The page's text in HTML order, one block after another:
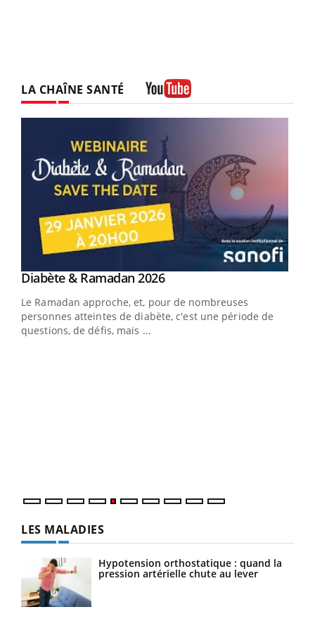
LA CHAÎNE SANTÉ
Youtube
Diabète & Ramadan 2026Youtube
Le Ramadan approche, et, pour de nombreuses
personnes atteintes de diabète, c'est une période de
questions, de défis, mais ...
LES MALADIES
Hypotension orthostatique : quand la
pression artérielle chute au lever